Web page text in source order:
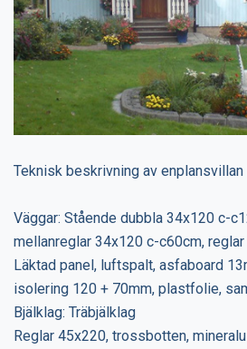
Teknisk beskrivning av
Väggar: Stående dubbla 34x120 c-
mellanreglar 34x120 c-c60cm,
Läktad panel, luftspalt, asfaboard
isolering 120 + 70mm, plastfolie,
Bjälklag: Träbjälklag
Reglar 45x220, trossbotten,